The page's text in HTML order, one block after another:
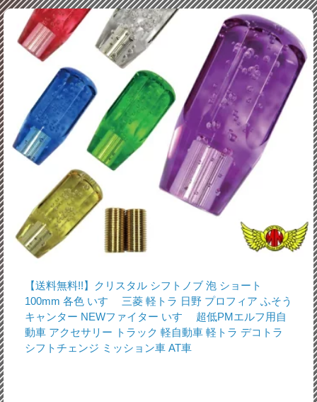
【送料無料!!】クリスタル シフトノブ 泡 ショート
100mm 各色 いすゞ 三菱 軽トラ 日野 プロフィア ふそう
キャンター NEWファイター いすゞ 超低PMエルフ用自
動車 アクセサリー トラック 軽自動車 軽トラ デコトラ
シフトチェンジ ミッション車 AT車